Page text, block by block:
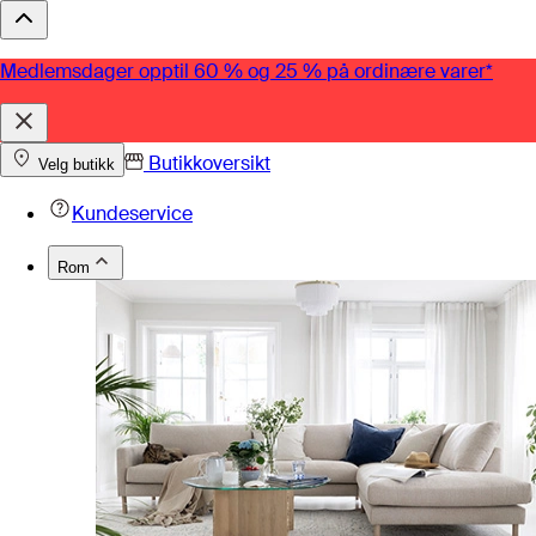
Medlemsdager opptil 60 % og 25 % på ordinære varer*
Velg butikk
Butikkoversikt
Kundeservice
Rom